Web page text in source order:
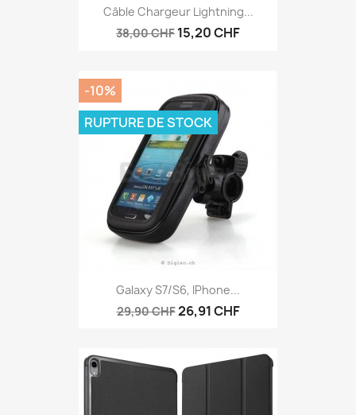
Câble Chargeur Lightning...
38,00 CHF 15,20 CHF
Galaxy S7/S6, IPhone...
29,90 CHF26,91 CHF
-10%
RUPTURE DE STOCK